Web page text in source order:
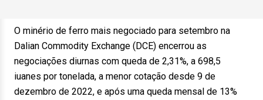
O minério de ferro mais negociado para setembro na
Dalian Commodity Exchange (DCE) encerrou as
negociações diurnas com queda de 2,31%, a 698,5
iuanes por tonelada, a menor cotação desde 9 de
dezembro de 2022, e após uma queda mensal de 13%